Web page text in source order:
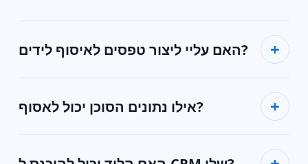
האם עליי ליצור טפסים לאיסוף לידים?
אילו נתונים הסוכן יכול לאסוף?